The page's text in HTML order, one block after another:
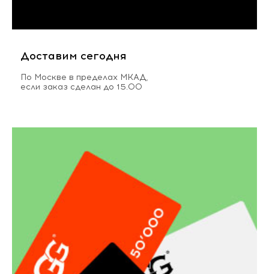
Доставим сегодня
По Москве в пределах МКАД,
если заказ сделан до 15.00